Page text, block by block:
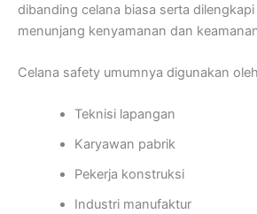
dibanding celana biasa serta
menunjang kenyamanan dan
Celana safety umumnya digunakan
Teknisi lapangan
Karyawan pabrik
Pekerja konstruksi
Industri manufaktur